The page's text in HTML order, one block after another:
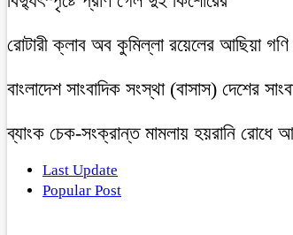
রোটারী ক্লাব অব কুমিল্লা রয়েলের আছিয়া
বাংলাদেশ সাংবাদিক সংস্থা (বাসাস) দেশের
ব্যাংক চেক-সংক্রান্ত মামলায় হয়রানি রোধে
Last Update
Popular Post